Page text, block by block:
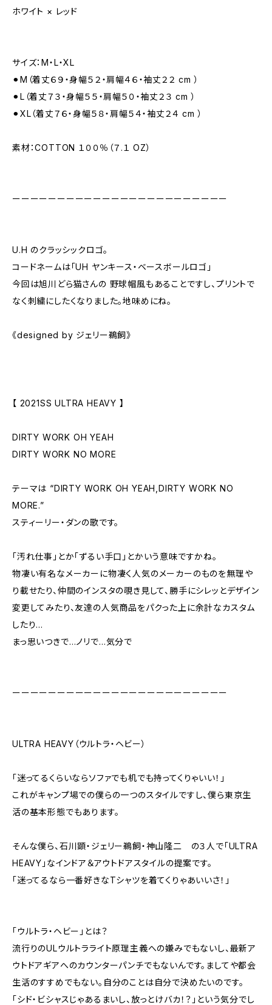
ホワイト × レッド
サイズ：M・L・XL
⚫︎M（着丈６９・身幅５２・肩幅４６・袖丈２２ cm ）
⚫︎L（着丈７３・身幅５５・肩幅５０・袖丈２３ cm ）
⚫︎XL（着丈７６・身幅５８・肩幅５４・袖丈２４ cm ）
素材：COTTON １００％（７.１ OZ）
ーーーーーーーーーーーーーーーーーーーーーーーー
U.H のクラッシックロゴ。
コードネームは「UH ヤンキース・ベースボールロゴ」
今回は旭川どら猫さんの 野球帽風もあることですし、プリントで
なく刺繍にしたくなりました。地味めにね。
《designed by ジェリー鵜飼》
【 2021SS ULTRA HEAVY 】
DIRTY WORK OH YEAH
DIRTY WORK NO MORE
テーマは “DIRTY WORK OH YEAH,DIRTY WORK NO
MORE.”
スティーリー・ダンの歌です。
「汚れ仕事」とか「ずるい手口」とかいう意味ですかね。
物凄い有名なメーカーに物凄く人気のメーカーのものを無理や
り載せたり、仲間のインスタの覗き見して、勝手にシレッとデザイン
変更してみたり、友達の人気商品をパクった上に余計なカスタム
したり…
まっ思いつきで…ノリで…気分で
ーーーーーーーーーーーーーーーーーーーーーーーー
ULTRA HEAVY（ウルトラ・ヘビー）
「迷ってるくらいならソファでも机でも持ってくりゃいい！」
これがキャンプ場での僕らの一つのスタイルですし、僕ら東京生
活の基本形態でもあります。
そんな僕ら、石川顕・ジェリー鵜飼・神山隆二 の３人で「ULTRA
HEAVY」なインドア＆アウトドアスタイルの提案です。
「迷ってるなら一番好きなTシャツを着てくりゃあいいさ！」
「ウルトラ・ヘビー」とは？
流行りのULウルトラライト原理主義への嫌みでもないし、最新ア
ウトドアギアへのカウンターパンチでもないんです。ましてや都会
生活のすすめでもない。自分のことは自分で決めたいのです。
「シド・ビシャスじゃあるまいし、放っとけバカ！？」という気分でし